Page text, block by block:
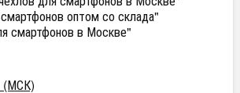
оптом со склада"
смартфонов в Москве"
(МСК)